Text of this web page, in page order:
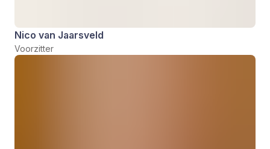
Nico van Jaarsveld
Voorzitter